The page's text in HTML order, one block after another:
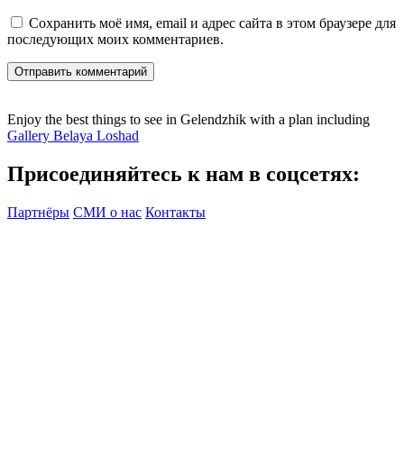
Сохранить моё имя, email и адрес сайта в этом браузере для
последующих моих комментариев.
Отправить комментарий
Enjoy the best things to see in Gelendzhik with a plan including
Gallery Belaya Loshad
Присоединяйтесь к нам в соцсетях:
Партнёры СМИ о нас Контакты